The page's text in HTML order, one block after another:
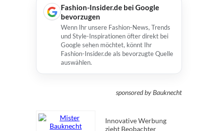
Fashion-Insider.de bei Google
bevorzugen
Wenn Ihr unsere Fashion-News, Trends
und Style-Inspirationen öfter direkt bei
Google sehen möchtet, könnt Ihr
Fashion-Insider.de als bevorzugte Quelle
auswählen.
sponsored by Bauknecht
Innovative Werbung
zieht Beobachter